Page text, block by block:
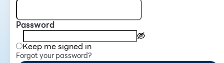
Password
Keep me signed in
Forgot your password?